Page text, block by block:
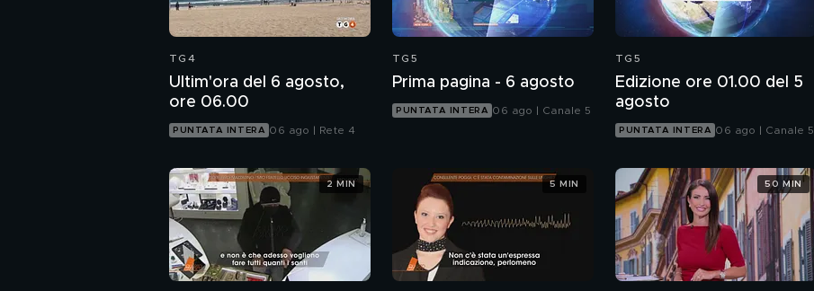
TG4
Ultim'ora del 6 agosto,
ore 06.00
PUNTATA INTERA 06 ago | Rete 4
TG5
Prima pagina - 6 agosto
PUNTATA INTERA 06 ago | Canale 5
TG5
Edizione ore 01.00 del 5
agosto
PUNTATA INTERA 06 ago | Canale 5
2 MIN 5 MIN 50 MIN